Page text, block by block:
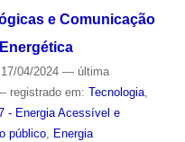
e Comunicação
04/2024 — última
registrado em: Tecnologia,
- Energia Acessível e
público, Energia